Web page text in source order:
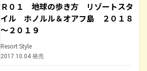
Ｒ０１ 地球の歩き方 リゾートスタ
イル ホノルル＆オアフ島 ２０１８
～２０１９
Resort Style
2017.10.04 発売